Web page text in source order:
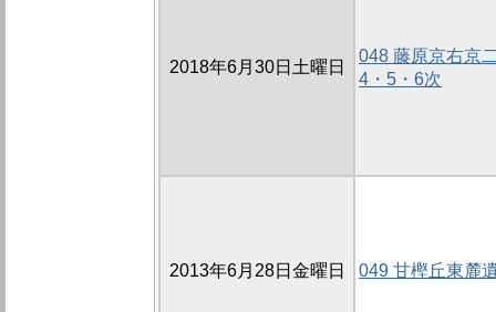
2018年6月30日土曜日
048 藤原京右京
4・5・6次
2013年6月28日金曜日 049 甘樫丘東麓